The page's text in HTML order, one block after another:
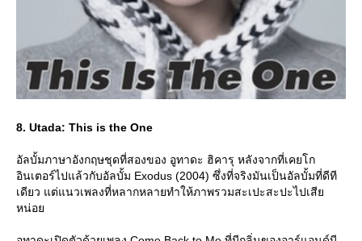
8. Utada: This is the One
อัลบั้มภาษาอังกฤษชุดที่สองของ อูทาดะ ฮิคารุ หลังจากที่เคยโก
อินเตอร์ไปแล้วกับอัลบั้ม Exodus (2004) ซึ่งที่จริงมันเป็นอัลบั้มที่ดีที
เดียว แต่แนวเพลงที่หลากหลายทำให้ภาพรวมสะเปะสะปะไปเสี
หน่อ